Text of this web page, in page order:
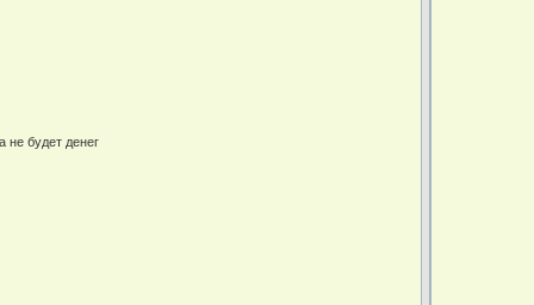
не будет денег